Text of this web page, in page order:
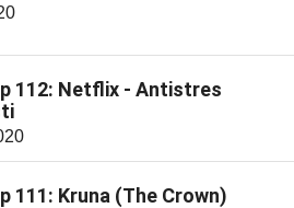
112: Netflix - Antistres
111: Kruna (The Crown)